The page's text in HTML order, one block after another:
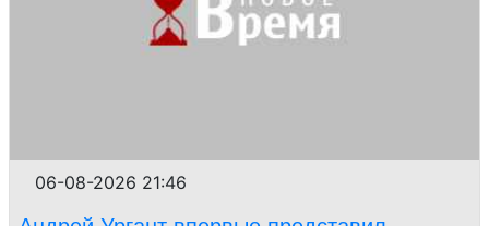
06-08-2026 21:46